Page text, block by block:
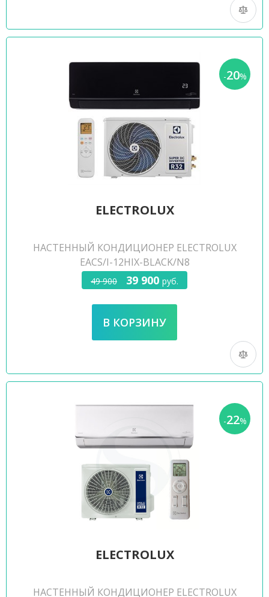
-20%
ELECTROLUX
НАСТЕННЫЙ КОНДИЦИОНЕР ELECTROLUX
EACS/I-12HIX-BLACK/N8
49 900 39 900 руб.
-22%
ELECTROLUX
НАСТЕННЫЙ КОНДИЦИОНЕР ELECTROLUX